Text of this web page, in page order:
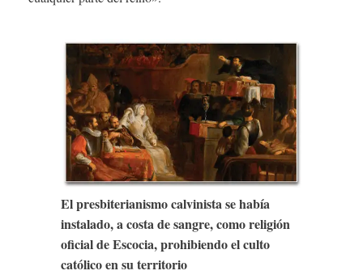
El presbiterianismo calvinista se había
instalado, a costa de sangre, como religión
oficial de Escocia, prohibiendo el culto
católico en su territorio